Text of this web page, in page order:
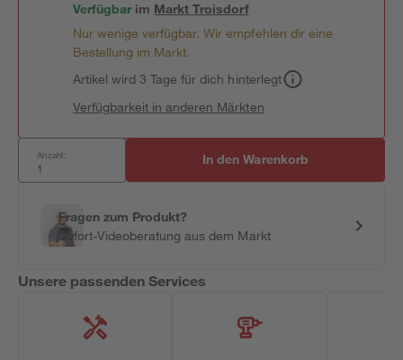
Verfügbar im MarktTroisdorf
Nur wenige verfügbar. Wir empfehlen dir eine
Bestellung im Markt.
Artikel wird 3 Tage für dich hinterlegt
Verfügbarkeit in anderen Märkten
Anzahl: In den Warenkorb
Fragen zum Produkt?
Sofort-Videoberatung aus dem Markt
Unsere passenden Services